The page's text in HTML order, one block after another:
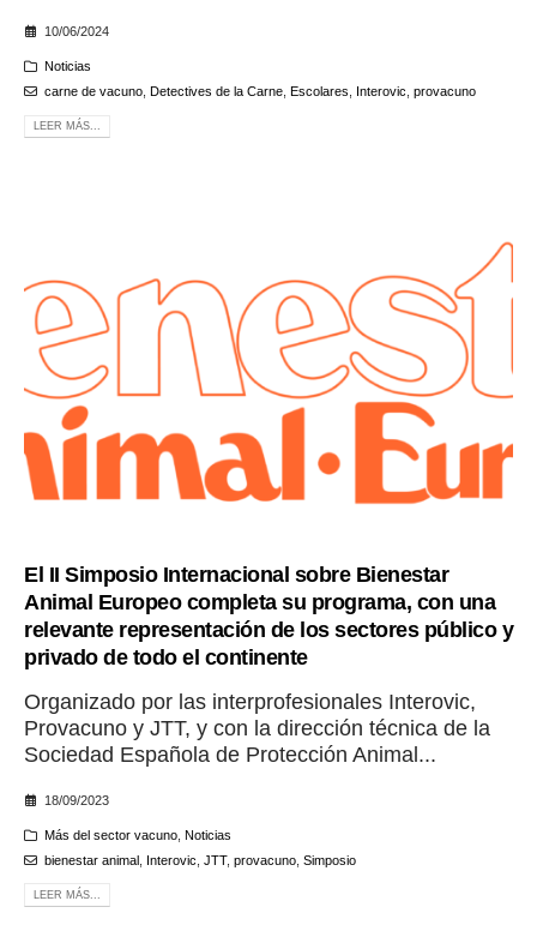
10/06/2024
Noticias
carne de vacuno, Detectives de la Carne, Escolares Interovic provacuno
LEER MÁS...
El II Simposio Internacional sobre Bienestar
Animal Europeo completa su programa, con una
relevante representación de los sectores público y
privado de todo el continente
Organizado por las interprofesionales Interovic,
Provacuno y JTT, y con la dirección técnica de la
Sociedad Española de Protección Animal...
18/09/2023
Más del sector vacuno, Noticias
bienestar animal, Interovic JTT, provacuno, Simposio
LEER MÁS...